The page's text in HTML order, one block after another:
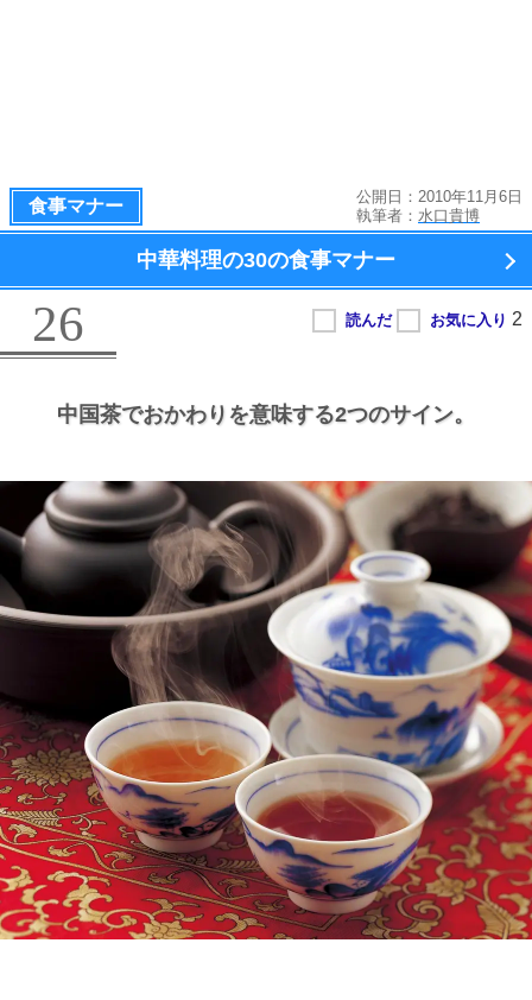
食事マナー
公開日：2010年11月6日
執筆者： 水口貴博
中華料理の30の食事マナー
26
中国茶でおかわりを意味する2つのサイン。